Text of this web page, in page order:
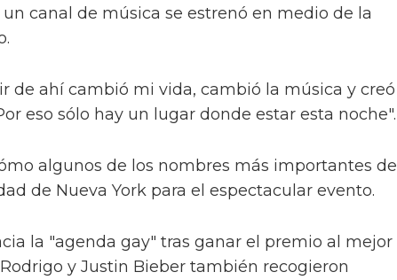
canal de música se estrenó en medio de la
de ahí cambió mi vida, cambió la música y creó
eso sólo hay un lugar donde estar esta noche".
algunos de los nombres más importantes de
de Nueva York para el espectacular evento.
la "agenda gay" tras ganar el premio al mejor
y Justin Bieber también recogieron